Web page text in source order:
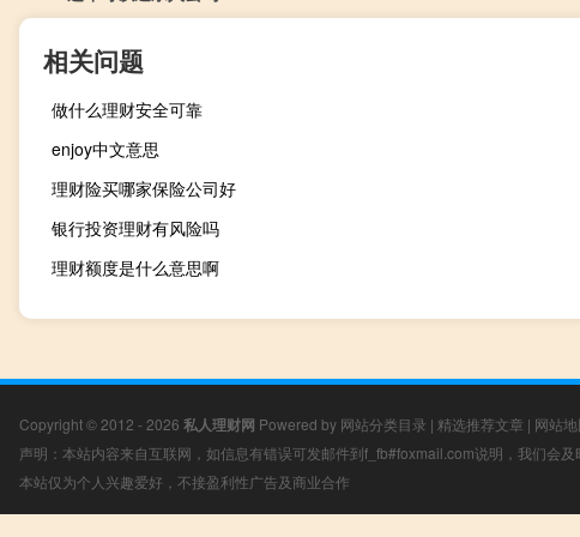
相关问题
做什么理财安全可靠
enjoy中文意思
理财险买哪家保险公司好
银行投资理财有风险吗
理财额度是什么意思啊
Copyright © 2012 - 2026 私人理财网 Powered by 网站分类目录 | 精选推荐文章 | 网站
声明：本站内容来自互联网，如信息有错误可发邮件到f_fb#foxmail.com说明，我们会及
本站仅为个人兴趣爱好，不接盈利性广告及商业合作